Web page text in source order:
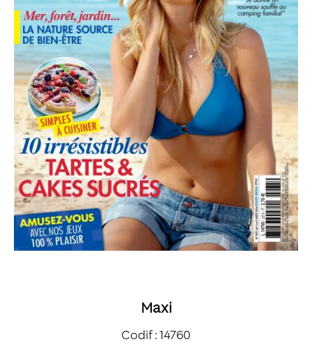
Maxi
Codif : 14760